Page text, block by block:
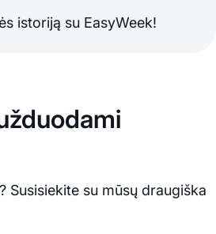
istoriją su EasyWeek!
Susisiekite su mūsų draugiška